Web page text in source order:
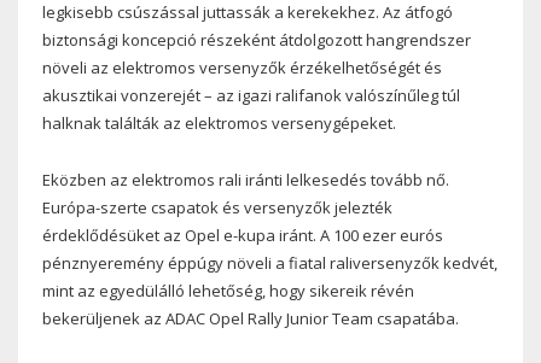
legkisebb csúszással juttassák a kerekekhez. Az átfogó
biztonsági koncepció részeként átdolgozott hangrendszer
növeli az elektromos versenyzők érzékelhetőségét és
akusztikai vonzerejét – az igazi ralifanok valószínűleg túl
halknak találták az elektromos versenygépeket.
Eközben az elektromos rali iránti lelkesedés tovább nő.
Európa-szerte csapatok és versenyzők jelezték
érdeklődésüket az Opel e-kupa iránt. A 100 ezer eurós
pénznyeremény éppúgy növeli a fiatal raliversenyzők kedvét,
mint az egyedülálló lehetőség, hogy sikereik révén
bekerüljenek az ADAC Opel Rally Junior Team csapatába.